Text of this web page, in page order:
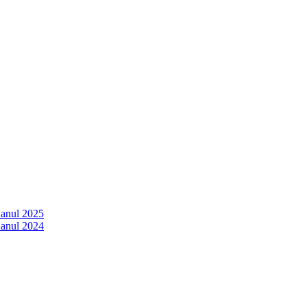
2025
2024